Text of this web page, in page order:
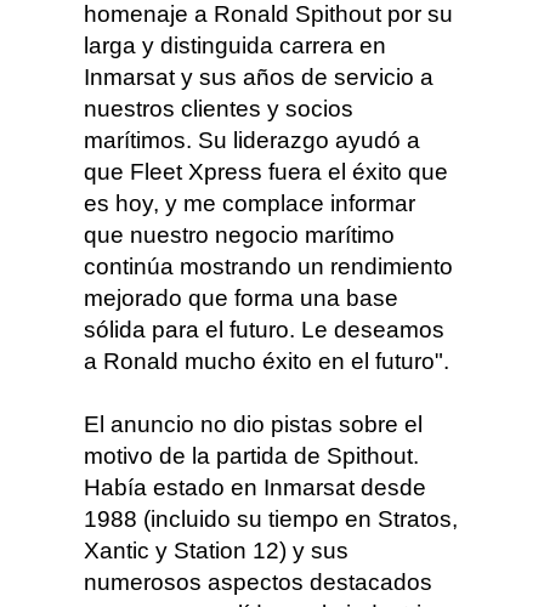
homenaje a Ronald Spithout por su
larga y distinguida carrera en
Inmarsat y sus años de servicio a
nuestros clientes y socios
marítimos. Su liderazgo ayudó a
que Fleet Xpress fuera el éxito que
es hoy, y me complace informar
que nuestro negocio marítimo
continúa mostrando un rendimiento
mejorado que forma una base
sólida para el futuro. Le deseamos
a Ronald mucho éxito en el futuro".
El anuncio no dio pistas sobre el
motivo de la partida de Spithout.
Había estado en Inmarsat desde
1988 (incluido su tiempo en Stratos,
Xantic y Station 12) y sus
numerosos aspectos destacados